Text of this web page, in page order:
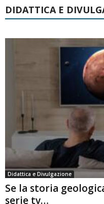
DIDATTICA E
Didattica e Divulgazione
Se la storia
serie tv…